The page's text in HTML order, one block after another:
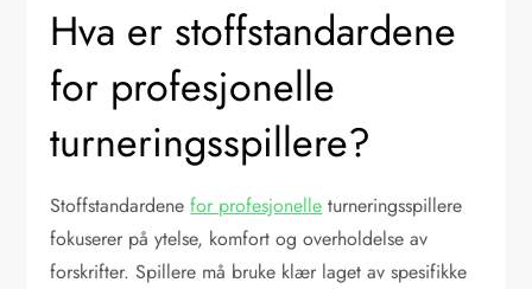
Hva er stoffstandardene
for profesjonelle
turneringsspillere?
Stoffstandardenefor profesjonelle turneringsspillere
fokuserer på ytelse, komfort og overholdelse av
forskrifter. Spillere må bruke klær laget av spesifikke